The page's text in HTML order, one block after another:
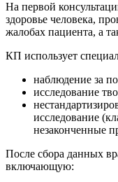
На первой
здоровье человека,
жалобах пациента, а
КП использует
наблюдение за
исследование
исследование
незаконченные
После сбора данных
включающую: